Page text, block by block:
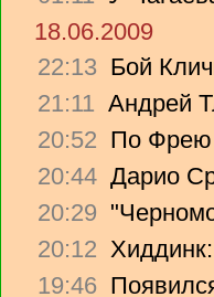
18.06.2009
22:13 Бой
21:11 Андрей
20:52 По Фрею
20:44 Дарио
20:29
20:12
19:46